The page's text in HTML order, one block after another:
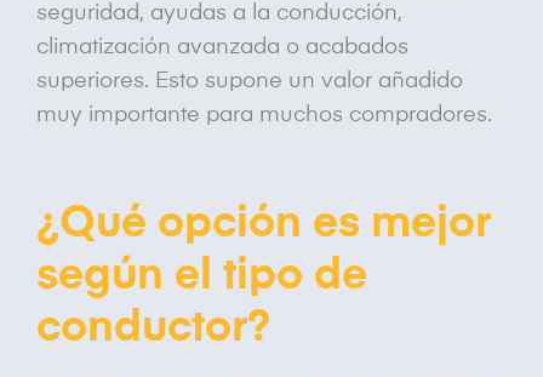
seguridad, ayudas a la conducción,
climatización avanzada o acabados
superiores. Esto supone un valor añadido
muy importante para muchos compradores.
¿Qué opción es mejor
según el tipo de
conductor?